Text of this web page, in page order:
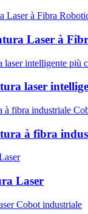
Laser à
laser
à fibra
Laser